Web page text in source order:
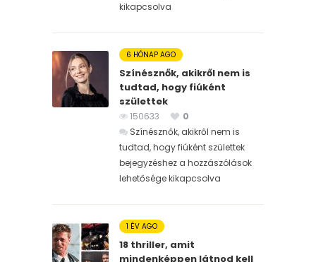
kikapcsolva
6 HÓNAP AGO
Színésznők, akikről nem is
tudtad, hogy fiúként
születtek
150633
0
Színésznők, akikről nem is
tudtad, hogy fiúként születtek
bejegyzéshez a hozzászólások
lehetősége kikapcsolva
1 ÉV AGO
18 thriller, amit
mindenképpen látnod kell